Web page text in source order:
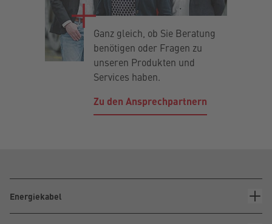
Ganz gleich, ob Sie Beratung
benötigen oder Fragen zu
unseren Produkten und
Services haben.
Zu den Ansprechpartnern
Energiekabel